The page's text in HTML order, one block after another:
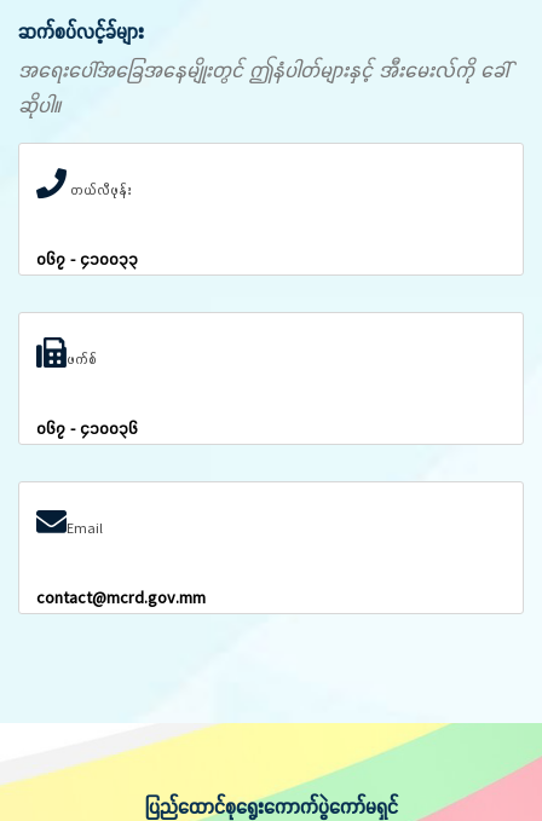
ဆက်စပ်လင့်ခ်များ
အရေးပေါ်အခြေအနေမျိုးတွင် ဤနံပါတ်များနှင့် အီးမေးလ်ကို ခေါ်
ဆိုပါ။
တယ်လီဖုန်း
၀၆၇ - ၄၁၀၀၃၃
ဖက်စ်
၀၆၇ - ၄၁၀၀၃၆
Email
contact@mcrd.gov.mm
ပြည်ထောင်စုရွေးကောက်ပွဲကော်မရှင်